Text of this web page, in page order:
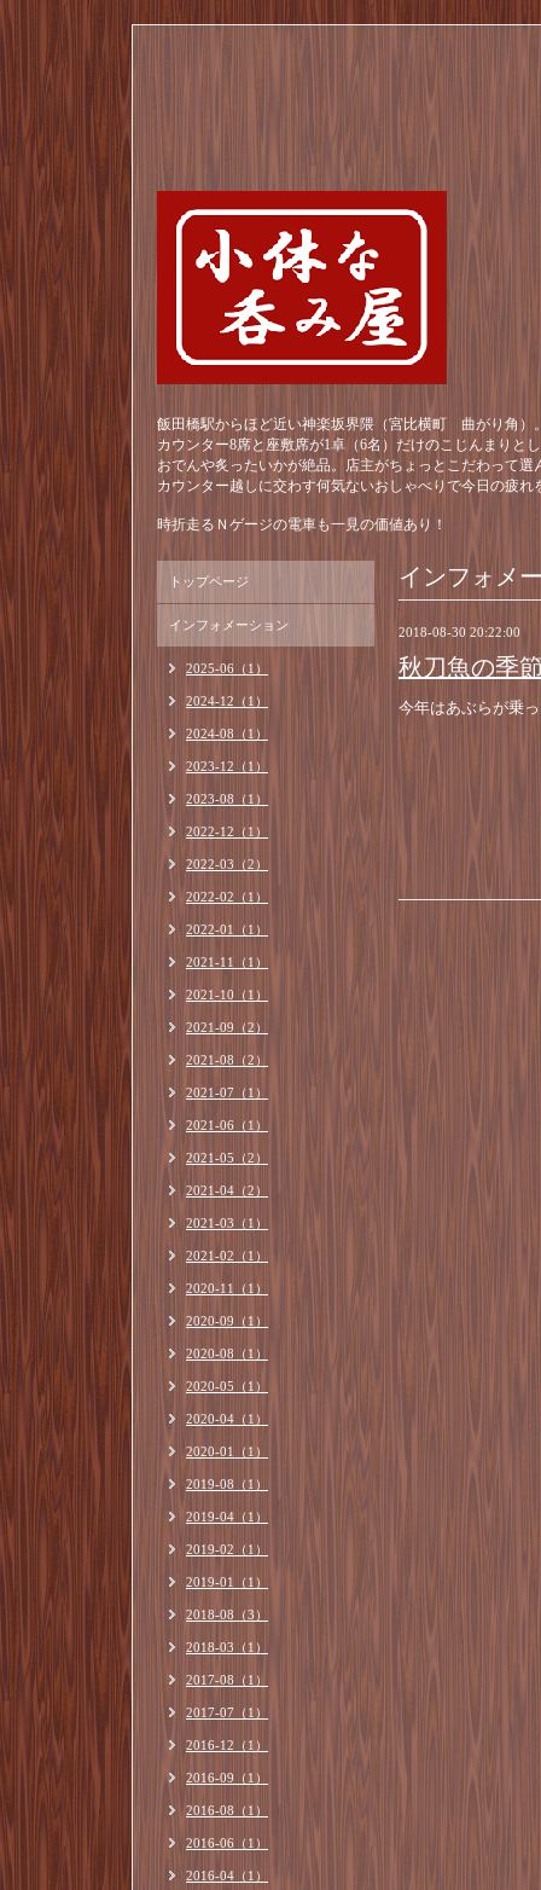
飯田橋駅からほど近い神楽坂界隈（宮比横町 曲がり角）
カウンター8席と座敷席が1卓（6名）だけのこじんまりと
おでんや炙ったいかが絶品。店主がちょっとこだわって
カウンター越しに交わす何気ないおしゃべりで今日の疲れ
時折走るＮゲージの電車も一見の価値あり！
インフォメ
2018-08-30 20:22:00
秋刀魚の季
今年はあぶらが乗
トップページ
インフォメーション
2025-06（1）
2024-12（1）
2024-08（1）
2023-12（1）
2023-08（1）
2022-12（1）
2022-03（2）
2022-02（1）
2022-01（1）
2021-11（1）
2021-10（1）
2021-09（2）
2021-08（2）
2021-07（1）
2021-06（1）
2021-05（2）
2021-04（2）
2021-03（1）
2021-02（1）
2020-11（1）
2020-09（1）
2020-08（1）
2020-05（1）
2020-04（1）
2020-01（1）
2019-08（1）
2019-04（1）
2019-02（1）
2019-01（1）
2018-08（3）
2018-03（1）
2017-08（1）
2017-07（1）
2016-12（1）
2016-09（1）
2016-08（1）
2016-06（1）
2016-04（1）